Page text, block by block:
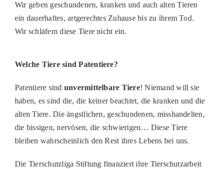
Wir geben geschundenen, kranken und auch alten Tieren
ein dauerhaftes, artgerechtes Zuhause bis zu ihrem Tod.
Wir schläfern diese Tiere nicht ein.
Welche Tiere sind Patentiere?
Patentiere sind unvermittelbare Tiere! Niemand will sie
haben, es sind die, die keiner beachtet, die kranken und die
alten Tiere. Die ängstlichen, geschundenen, misshandelten,
die bissigen, nervösen, die schwierigen… Diese Tiere
bleiben wahrscheinlich den Rest ihres Lebens bei uns.
Die Tierschutzliga Stiftung finanziert ihre Tierschutzarbeit